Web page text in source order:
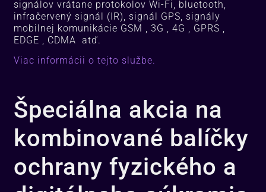
signálov vrátane protokolov Wi-Fi, bluetooth,
infračervený signál (IR), signál GPS, signály
mobilnej komunikácie GSM , 3G , 4G , GPRS ,
EDGE , CDMA atď.
Viac informácii o tejto službe.
Špeciálna akcia na
kombinované balíčky
ochrany fyzického a